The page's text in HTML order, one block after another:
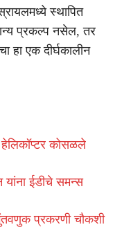
स्थापित
प्रकल्प नसेल, तर
हा एक दीर्घकालीन
कोसळले
यांना ईडीचे समन्स
प्रकरणी चौकशी